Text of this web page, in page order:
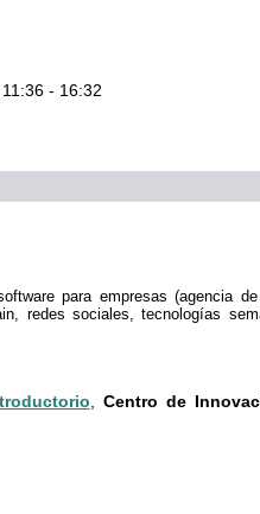
11:36 - 16:32
para empresas (agencia
redes sociales, tecnologías
Centro de